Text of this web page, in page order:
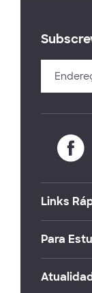
Links
Para